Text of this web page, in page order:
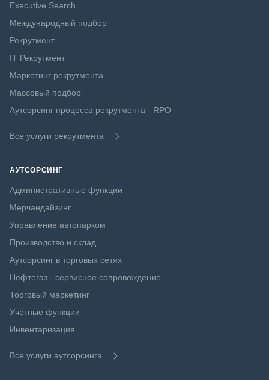
Executive Search
Международный подбор
Рекрутмент
IT Рекрутмент
Маркетинг рекрутмента
Массовый подбор
Аутсорсинг процесса рекрутмента - RPO
Все услуги рекрутмента
АУТСОРСИНГ
Административные функции
Мерчандайзинг
Управление автопарком
Производство и склад
Аутсорсинг в торговых сетях
Нефтегаз - сервисное сопровождение
Торговый маркетинг
Учётные функции
Инвентаризация
Все услуги аутсорсинга